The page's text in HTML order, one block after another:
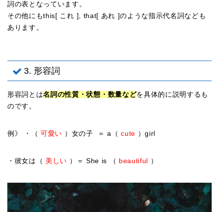
詞の表となっています。
その他にもthis[ これ ], that[ あれ ]のような指示代名詞なども
あります。
3. 形容詞
形容詞とは名詞の性質・状態・数量などを具体的に説明するも
のです。
例》 ・（可愛い ）女の子 ＝ a（cute ）girl
・彼女は（ 美しい ）＝ She is （ beautiful ）